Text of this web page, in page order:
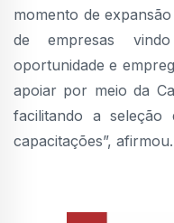
momento de
de empresas
oportunidade e
apoiar por meio da
facilitando a seleção
capacitações”, afirmou.